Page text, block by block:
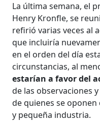
La última semana, el
Henry Kronfle, se
refirió varias veces al
que incluiría
en el orden del día
circunstancias, al
estarían a favor del
de las observaciones
de quienes se oponen
y pequeña industria.